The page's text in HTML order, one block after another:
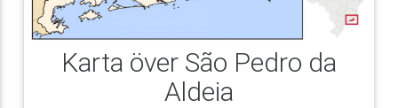
Karta över São Pedro da
Aldeia